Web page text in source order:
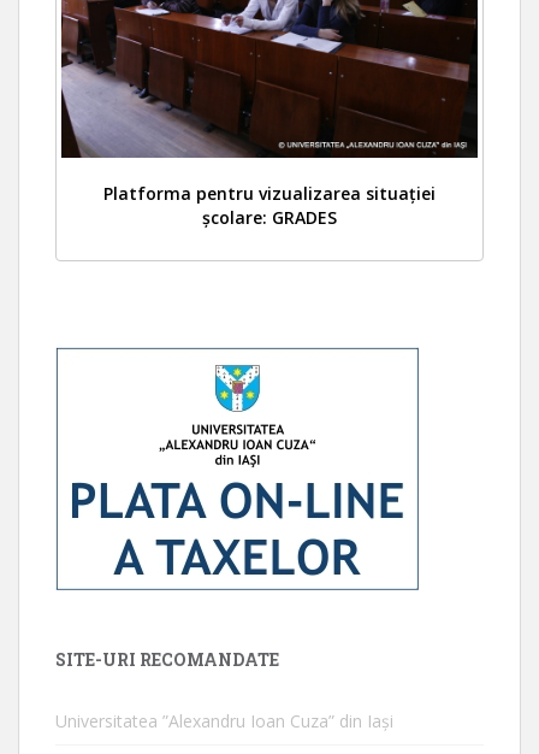
Platforma pentru vizualizarea situației
școlare: GRADES
SITE-URI RECOMANDATE
Universitatea ”Alexandru Ioan Cuza” din Iaşi